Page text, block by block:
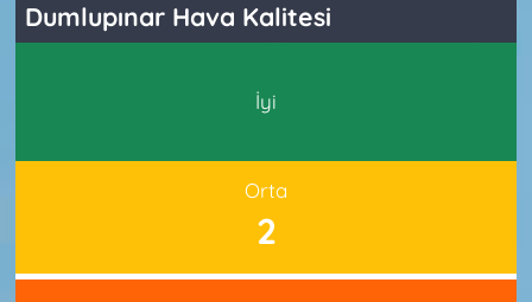
Dumlupınar Hava Kalitesi
İyi
Orta
2